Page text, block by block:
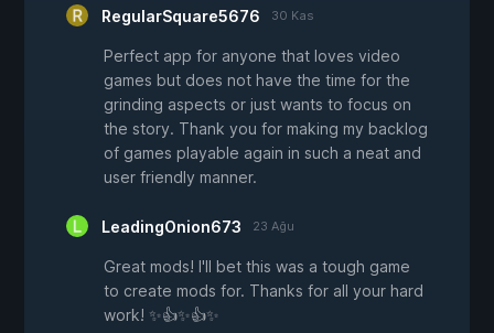
RegularSquare5676 30 Kas
Perfect app for anyone that loves video
games but does not have the time for the
grinding aspects or just wants to focus on
the story. Thank you for making my backlog
of games playable again in such a neat and
user friendly manner.
LeadingOnion673 23 Ağu
Great mods! I'll bet this was a tough game
to create mods for. Thanks for all your hard
work! ✨👍✨👍✨